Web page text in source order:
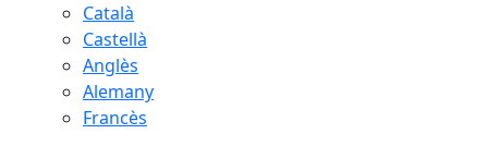
Català
Castellà
Anglès
Alemany
Francès